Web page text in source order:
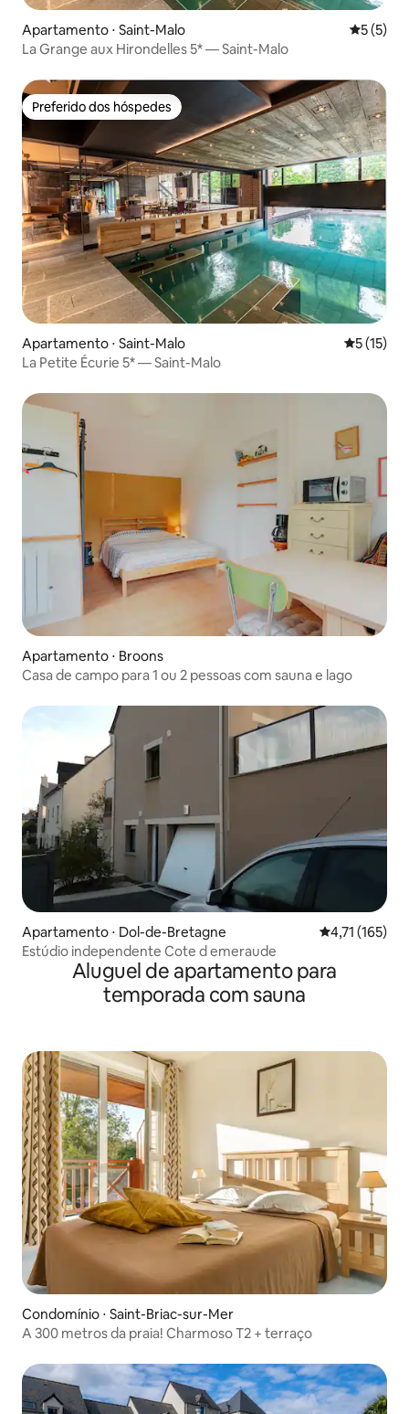
Apartamento ⋅ Saint-Malo 5 de
5 (5)
La Grange aux Hirondelles 5* — Saint-Malo
Preferido dos hóspedes
Preferido dos hóspedes
Apartamento ⋅ Saint-Malo 5 de uma
5 (15)
La Petite Écurie 5* — Saint-Malo
Apartamento ⋅ Broons
Casa de campo para 1 ou 2 pessoas com sauna e lago
Apartamento ⋅ Dol-de-Bretagne 4,71 de uma
4,71 (165)
Estúdio independente Cote d emeraude
Aluguel de apartamento para
temporada com sauna
Condomínio ⋅ Saint-Briac-sur-Mer
A 300 metros da praia! Charmoso T2 + terraço